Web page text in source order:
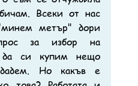
Всеки от нас
метър" дори
за избор на
да си купим нещо
Но какъв е